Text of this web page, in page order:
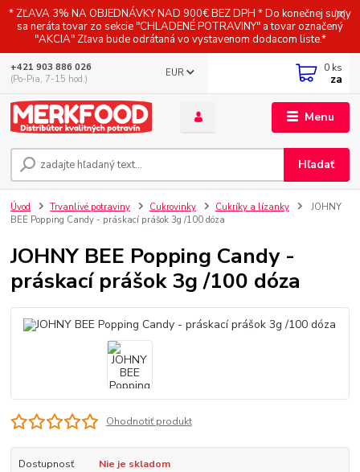
* ZĽAVA 3% NA OBJEDNÁVKY NAD 900€ BEZ DPH * Do konečnej sumy
sa neráta tovar zo sekcie "CHLADENÉ POTRAVINY" a tovar označený
"AKCIA" Zľava bude odrátaná vo vystavenom dodacom liste.*
Menu
EUR
Hľadať
+421 903 886 026
(Po-Pia, 7-15 hod.)
0 ks
za
Úvod Trvanlivé potraviny Cukrovinky Cukríky a lízanky
JOHNY
BEE Popping Candy - práskací prášok 3g /100 dóza
JOHNY BEE Popping Candy -
práskací prášok 3g /100 dóza
Ohodnotiť produkt
Dostupnosť Nie je skladom